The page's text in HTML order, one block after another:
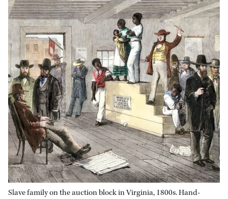
Zoek
Slave family on the auction block in Virginia, 1800s. Hand-